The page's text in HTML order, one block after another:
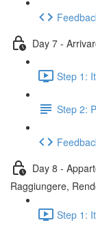
Day 7 -
Step 1:
Step 2:
Day 8 -
Raggiungere,
Step 1: